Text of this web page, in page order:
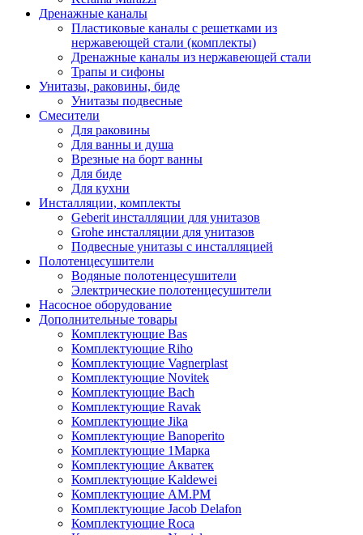
Дренажные каналы
Пластиковые каналы с решетками из
нержавеющей стали (комплекты)
Дренажные каналы из нержавеющей стали
Трапы и сифоны
Унитазы, раковины, биде
Унитазы подвесные
Смесители
Для раковины
Для ванны и душа
Врезные на борт ванны
Для биде
Для кухни
Инсталляции, комплекты
Geberit инсталляции для унитазов
Grohe инсталляции для унитазов
Подвесные унитазы с инсталляцией
Полотенцесушители
Водяные полотенцесушители
Электрические полотенцесушители
Насосное оборудование
Дополнительные товары
Комплектующие Bas
Комплектующие Riho
Комплектующие Vagnerplast
Комплектующие Novitek
Комплектующие Bach
Комплектующие Ravak
Комплектующие Jika
Комплектующие Banoperito
Комплектующие 1Марка
Комплектующие Акватек
Комплектующие Kaldewei
Комплектующие AM.PM
Комплектующие Jacob Delafon
Комплектующие Roca